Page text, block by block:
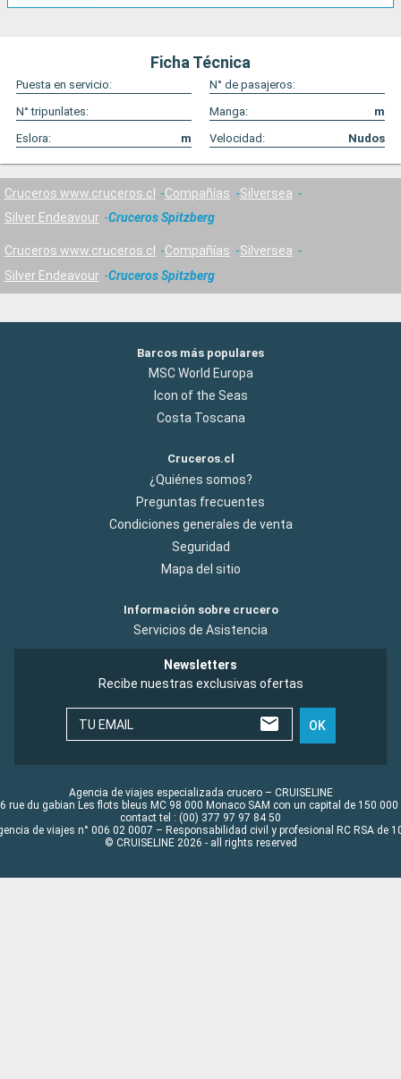
Ficha Técnica
Puesta en servicio:
N° de pasajeros:
N° tripunlates:
Manga:
m
Eslora:
m Velocidad: Nudos
Cruceros www.cruceros.cl Compañías
Silversea
Silver Endeavour
Cruceros Spitzberg
Cruceros www.cruceros.cl Compañías
Silversea
Silver Endeavour
Cruceros Spitzberg
Barcos más populares
MSC World Europa
Icon of the Seas
Costa Toscana
Cruceros.cl
¿Quiénes somos?
Preguntas frecuentes
Condiciones generales de venta
Seguridad
Mapa del sitio
Información sobre crucero
Servicios de Asistencia
Newsletters
Recibe nuestras exclusivas ofertas
TU EMAIL OK
Agencia de viajes especializada crucero – CRUISELINE
rue du gabian Les flots bleus MC 98 000 Monaco SAM con un capital de 150 000
contact tel : (00) 377 97 97 84 50
de viajes n° 006 02 0007 – Responsabilidad civil y profesional RC RSA de
© CRUISELINE 2026 - all rights reserved